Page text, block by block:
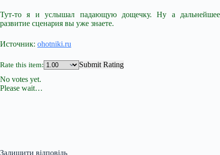
Тут-то я и услышал падающую дощечку. Ну а дальнейшее
развитие сценария вы уже знаете.
Источник: ohotniki.ru
Rate this item:
Submit Rating
No votes yet.
Please wait…
Залишити відповідь